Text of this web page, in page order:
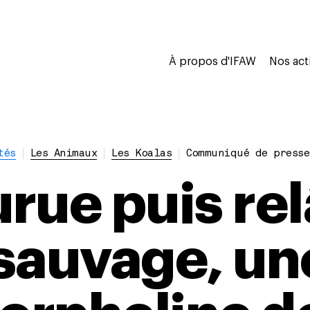
À propos d'IFAW Nos
Les Animaux Les Koalas Communiqué de presse
puis